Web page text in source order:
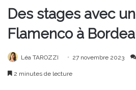
Des stages avec
Flamenco à
Léa TAROZZI 27 novembre 2023
2 minutes de lecture